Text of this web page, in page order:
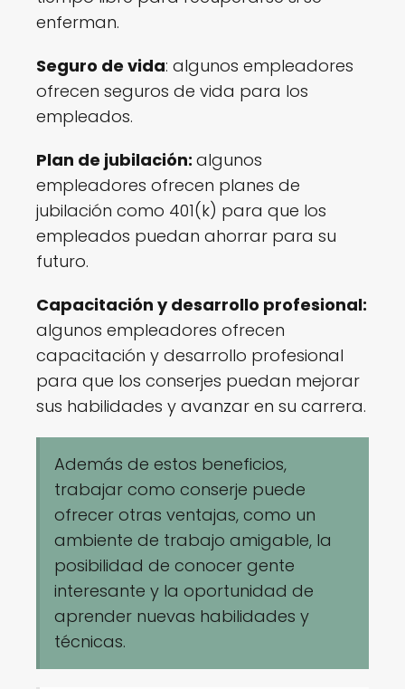
enferman.
Seguro de vida: algunos empleadores
ofrecen seguros de vida para los
empleados.
Plan de jubilación: algunos
empleadores ofrecen planes de
jubilación como 401(k) para que los
empleados puedan ahorrar para su
futuro.
Capacitación y desarrollo profesional:
algunos empleadores ofrecen
capacitación y desarrollo profesional
para que los conserjes puedan mejorar
sus habilidades y avanzar en su carrera.
Además de estos beneficios,
trabajar como conserje puede
ofrecer otras ventajas, como un
ambiente de trabajo amigable, la
posibilidad de conocer gente
interesante y la oportunidad de
aprender nuevas habilidades y
técnicas.